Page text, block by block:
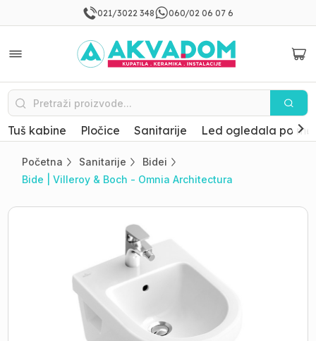
021/3022 348 060/02 06 07 6
Tuš kabine Pločice Sanitarije Led ogledala po
Početna Sanitarije
Bidei
Bide | Villeroy & Boch - Omnia Architectura